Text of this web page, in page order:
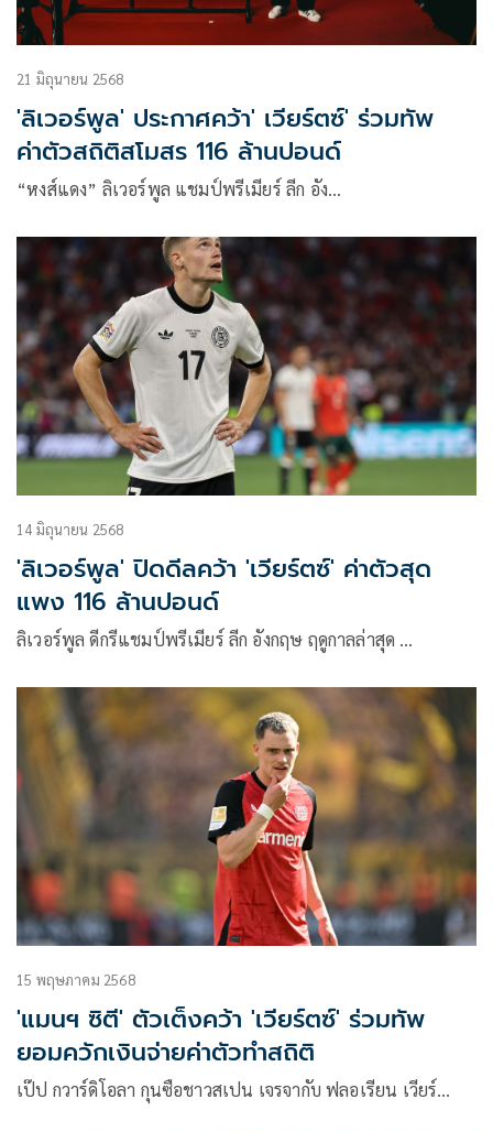
21 มิถุนายน 2568
'ลิเวอร์พูล' ประกาศคว้า' เวียร์ตซ์' ร่วมทัพ
ค่าตัวสถิติสโมสร 116 ล้านปอนด์
“หงส์แดง” ลิเวอร์พูล แชมป์พรีเมียร์ ลีก อัง…
14 มิถุนายน 2568
'ลิเวอร์พูล' ปิดดีลคว้า 'เวียร์ตซ์' ค่าตัวสุด
แพง 116 ล้านปอนด์
ลิเวอร์พูล ดีกรีแชมป์พรีเมียร์ ลีก อังกฤษ ฤดูกาลล่าสุด …
15 พฤษภาคม 2568
'แมนฯ ซิตี' ตัวเต็งคว้า 'เวียร์ตซ์' ร่วมทัพ
ยอมควักเงินจ่ายค่าตัวทำสถิติ
เป๊ป กวาร์ดิโอลา กุนซือชาวสเปน เจรจากับ ฟลอเรียน เวียร์…